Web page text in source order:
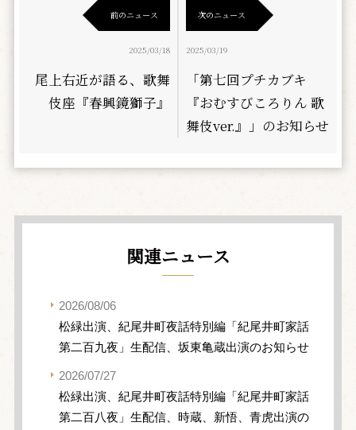
前のニュース
2025/03/18
尾上右近が語る、歌舞
伎座『春興鏡獅子』
次のニュース
2025/03/19
「第七回プチカブキ
『おむすびころりん 歌
舞伎ver.』」のお知らせ
関連ニュース
2026/08/06
松緑出演、紀尾井町夜話特別編「紀尾井町家話
第二百九夜」生配信、坂東亀蔵出演のお知らせ
2026/07/27
松緑出演、紀尾井町夜話特別編「紀尾井町家話
第二百八夜」生配信、時蔵、新悟、青虎出演の